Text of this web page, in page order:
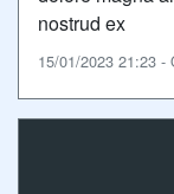
nostrud ex
15/01/2023 21:23 -